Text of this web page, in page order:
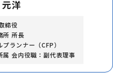
洋
締役
所 所長
ランナー（CFP）
会内役職：副代表理事